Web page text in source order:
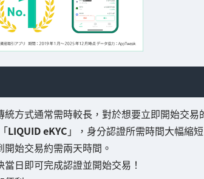
方式通常需時較長，對於想要立即開始交易
LIQUID eKYC」，身分認證所需時間大幅縮短
始交易約需兩天時間。
日即可完成認證並開始交易！